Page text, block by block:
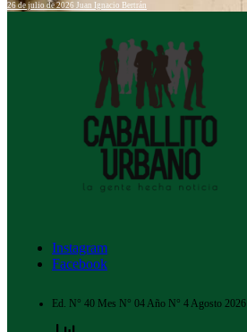
26 de julio de 2026 Juan Ignacio Bertrán
Instagram
Facebook
Ed. N° 40 Mes N° 04 Año N° 4 Agosto 2026